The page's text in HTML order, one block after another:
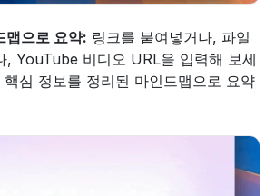
맵으로 요약: 링크를 붙여넣거나, 파일
, YouTube 비디오 URL을 입력해 보세
심 정보를 정리된 마인드맵으로 요약